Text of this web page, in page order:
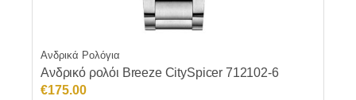
Ανδρικά Ρολόγια
Ανδρικό ρολόι Breeze CitySpicer 712102-6
€175.00